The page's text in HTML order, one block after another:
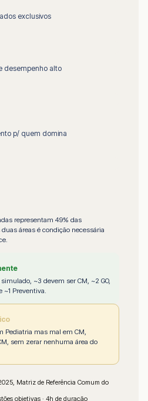
exclusivos
desempenho alto
p/ quem domina
representam 49% das
áreas é condição necessária
~3 devem ser CM, ~2 GO,
Preventiva.
Pediatria mas mal em CM,
sem zerar nenhuma área do
Matriz de Referência Comum do
objetivas · 4h de duração